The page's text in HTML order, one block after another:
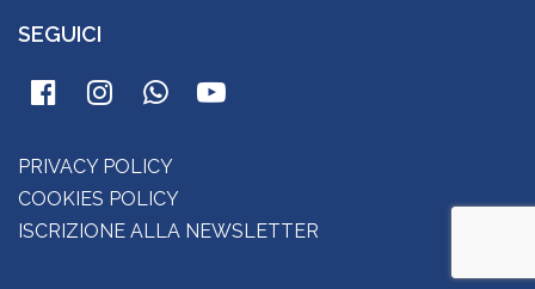
SEGUICI
PRIVACY POLICY
COOKIES POLICY
ISCRIZIONE ALLA NEWSLETTER